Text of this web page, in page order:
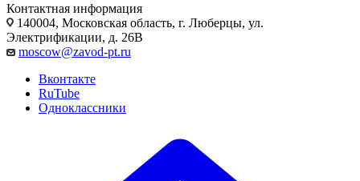
Контактная информация
140004, Московская область, г. Люберцы, ул.
Электрификации, д. 26В
moscow@zavod-pt.ru
Вконтакте
RuTube
Одноклассники